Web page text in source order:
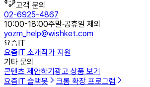
고객 문의
02-6925-4867
10:00-18:00주말·공휴일 제외
yozm_help@wishket.com
요즘IT
요즘IT 소개작가 지원
기타 문의
콘텐츠 제안하기 광고 상품 보기
요즘IT 슬랙봇
크롬 확장 프로그램